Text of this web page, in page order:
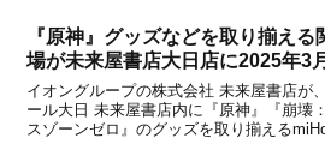
『原神』グッズなどを取り揃え
場が未来屋書店大日店に2025年3
イオングループの株式会社 未来屋書店が
ール大日 未来屋書店内に『原神』『崩壊
スゾーンゼロ』のグッズを取り揃える
日(木)にオープンすることを発表しまし